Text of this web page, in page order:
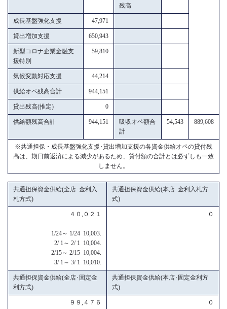
残高
成長基盤強化支援 47,971
貸出増加支援 650,943
新型コロナ企業金融支
援特別
59,810
気候変動対応支援 44,214
供給オペ残高合計 944,151
貸出残高(推定) 0
供給額残高合計 944,151
吸収オペ額合
計
54,543 889,608
※共通担保・成長基盤強化支援･貸出増加支援の各資金供給オペの貸付残
高は、期日前返済による減少があるため、貸付額の合計とは必ずしも一致
しません。
共通担保資金供給(全店･金利入
札方式)
共通担保資金供給(本店･金利入札方
式)
４０,０２１
1/24～ 1/24 10,003.
2/ 1～ 2/ 1 10,004.
2/15～ 2/15 10,004.
3/ 1～ 3/ 1 10,010.
０
共通担保資金供給(全店･固定金
利方式)
共通担保資金供給(本店･固定金利方
式)
９９,４７６ ０